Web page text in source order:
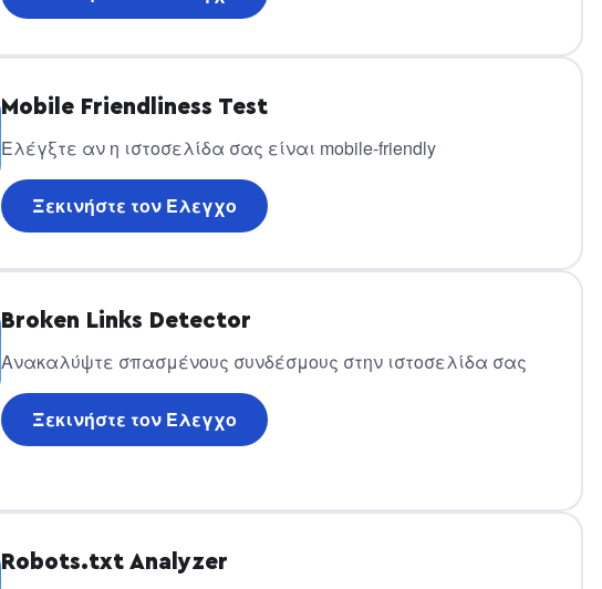
Mobile Friendliness Test
Ελέγξτε αν η ιστοσελίδα σας είναι mobile-friendly
Ξεκινήστε τον Έλεγχο
Broken Links Detector
Ανακαλύψτε σπασμένους συνδέσμους στην ιστοσελίδα σας
Ξεκινήστε τον Έλεγχο
Robots.txt Analyzer